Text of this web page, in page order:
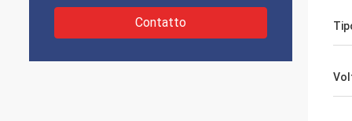
Contatto